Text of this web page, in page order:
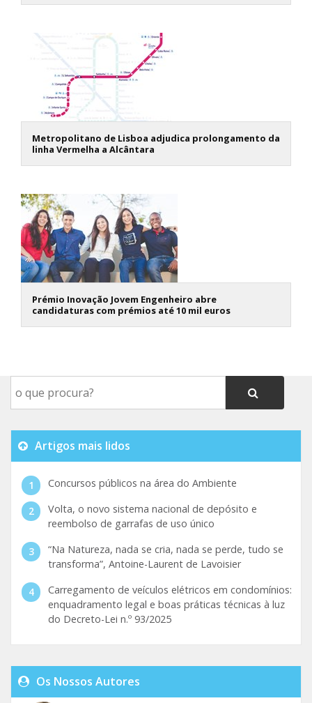
Metropolitano de Lisboa adjudica prolongamento da
linha Vermelha a Alcântara
Prémio Inovação Jovem Engenheiro abre
candidaturas com prémios até 10 mil euros
Artigos mais lidos
Concursos públicos na área do Ambiente
Volta, o novo sistema nacional de depósito e
reembolso de garrafas de uso único
“Na Natureza, nada se cria, nada se perde, tudo se
transforma”, Antoine-Laurent de Lavoisier
Carregamento de veículos elétricos em condomínios:
enquadramento legal e boas práticas técnicas à luz
do Decreto-Lei n.º 93/2025
Os Nossos Autores